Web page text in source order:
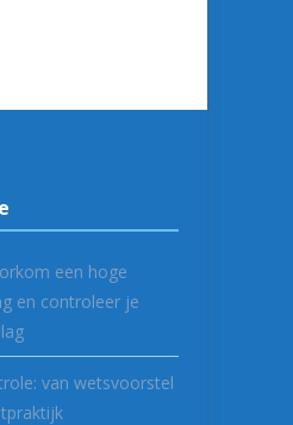
een hoge
en controleer je
van wetsvoorstel